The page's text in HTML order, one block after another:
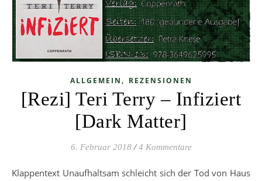
ALLGEMEIN , REZENSIONEN
[Rezi] Teri Terry – Infiziert
[Dark Matter]
6. Februar 2018 / 4 Kommentare
Klappentext Unaufhaltsam schleicht sich der Tod von Haus